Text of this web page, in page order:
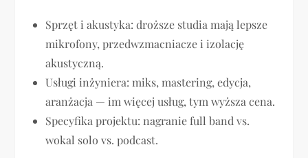
Sprzęt i akustyka: droższe studia mają lepsze
mikrofony, przedwzmacniacze i izolację
akustyczną.
Usługi inżyniera: miks, mastering, edycja,
aranżacja — im więcej usług, tym wyższa cena.
Specyfika projektu: nagranie full band vs.
wokal solo vs. podcast.